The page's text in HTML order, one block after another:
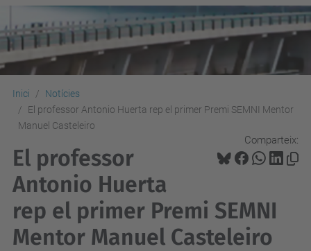
Inici
Notícies
El professor Antonio Huerta rep el primer Premi SEMNI Mentor
Manuel Casteleiro
Comparteix:
El professor
Antonio Huerta
rep el primer Premi SEMNI
Mentor Manuel Casteleiro